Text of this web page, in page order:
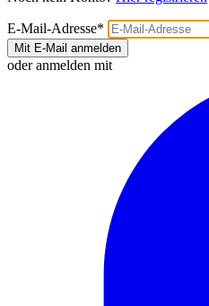
E-Mail-Adresse*
Mit E-Mail anmelden
oder anmelden mit